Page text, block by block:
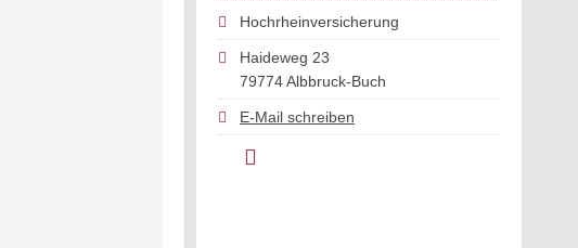
Hochrheinversicherung
Haideweg 23
79774 Albbruck-Buch
E-Mail schreiben